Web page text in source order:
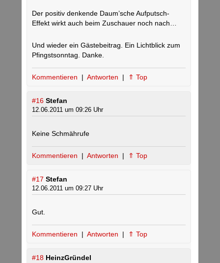
Der positiv denkende Daum’sche Aufputsch-
Effekt wirkt auch beim Zuschauer noch nach…
Und wieder ein Gästebeitrag. Ein Lichtblick zum
Pfingstsonntag. Danke.
Kommentieren | Antworten | ⇑ Top
#16 Stefan
12.06.2011 um 09:26 Uhr
Keine Schmährufe
Kommentieren | Antworten | ⇑ Top
#17 Stefan
12.06.2011 um 09:27 Uhr
Gut.
Kommentieren | Antworten | ⇑ Top
#18 HeinzGründel